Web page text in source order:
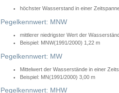
höchster Wasserstand in einer
Pegelkennwert: MNW
mittlerer niedrigster Wert der
Beispiel: MNW(1991/2000) 1,22 m
Pegelkennwert: MW
Mittelwert der Wasserstände in einer
Beispiel: MN(1991/2000) 3,00 m
Pegelkennwert: MHW